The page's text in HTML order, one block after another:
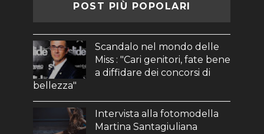
POST PIÙ POPOLARI
Scandalo nel mondo delle
Miss : "Cari genitori, fate bene
a diffidare dei concorsi di
bellezza"
Intervista alla fotomodella
Martina Santagiuliana